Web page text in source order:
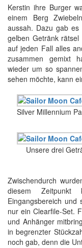
Kerstin ihre Burger
einem Berg
aussah. Dazu gab
gelben Getränk
auf jeden Fall alles
zusammen gemixt
wieder um so
sehen möchte, kann
Silver Millennium
Unsere drei
Zwischendurch
diesem
Eingangsbereich und
nur ein Clearfile-Set.
und Anhänger
in begrenzter
noch gab, denn die